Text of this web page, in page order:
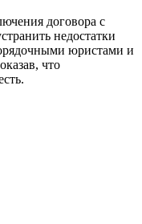
договора с
недостатки
юристами и
что